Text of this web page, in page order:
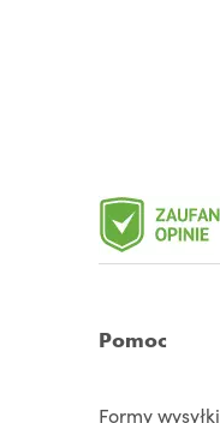
Pomoc
Formy wysyłki